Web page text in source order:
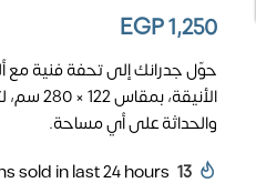
EGP1,250
حوّل جدرانك إلى تحفة فنية مع
والحداثة على أي مساحة.
13
sold in last 24 hours